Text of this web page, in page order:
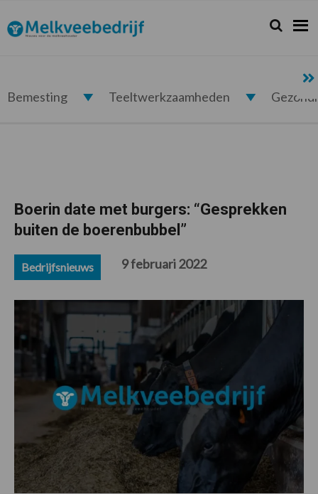
de
hoofdnavigatie
de
hoofd
de
eerste
de
voettekst
Melkveebedrijf.nl Zoeken...
Zoek
Bemesting Teeltwerkzaamheden
Boerin date met burgers: “Gesprekken
buiten de boerenbubbel”
Bedrijfsnieuws 9 februari 2022